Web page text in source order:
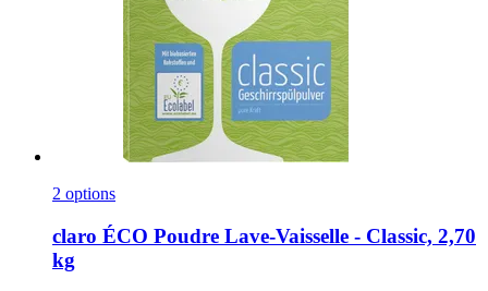
2 options
claro ÉCO Poudre Lave-​Vaisselle -​ Classic, 2,70
kg